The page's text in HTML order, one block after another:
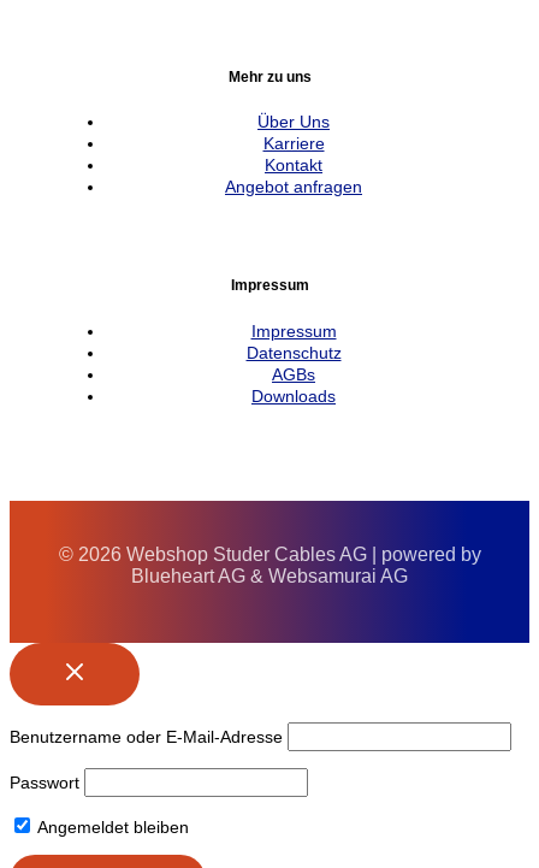
Mehr zu uns
Über Uns
Karriere
Kontakt
Angebot anfragen
Impressum
Impressum
Datenschutz
AGBs
Downloads
© 2026 Webshop Studer Cables AG | powered by
Blueheart AG & Websamurai AG
Benutzername oder E-Mail-Adresse
Passwort
Angemeldet bleiben